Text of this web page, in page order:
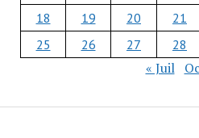
18
19 20 21
25
26 27 28
« Juil